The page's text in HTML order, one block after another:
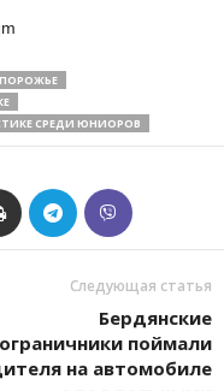
СРЕДИ ЮНИОРОВ
Следующая статья
Бердянские
поймали
на автомобиле